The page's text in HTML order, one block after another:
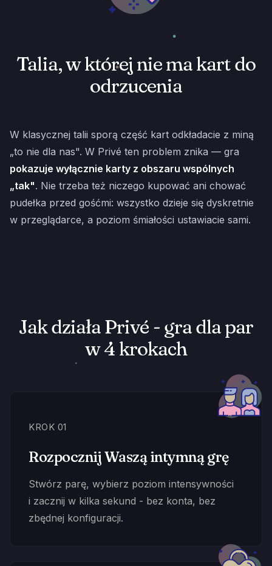
Talia, w której nie ma kart do
odrzucenia
W klasycznej talii sporą część kart odkładacie z miną
„to nie dla nas". W Privé ten problem znika — gra
pokazuje wyłącznie karty z obszaru wspólnych
„tak". Nie trzeba też niczego kupować ani chować
pudełka przed gośćmi: wszystko dzieje się dyskretnie
w przeglądarce, a poziom śmiałości ustawiacie sami.
Jak działa Privé - gra dla par
w 4 krokach
KROK 01
Rozpocznij Waszą intymną grę
Stwórz parę, wybierz poziom intensywności
i zacznij w kilka sekund - bez konta, bez
zbędnej konfiguracji.